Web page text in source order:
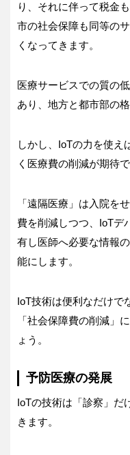
り、それに伴って税金
市の社会保障も同等の
くなってきます。
医療サービスでの質の
あり、地方と都市部の
しかし、IoTの力を使え
く医療費の削減が期待で
「遠隔医療」は入院を
費を削減しつつ、IoTデ
有し医師へ必要な情報
能にします。
IoT技術は便利なだけで
「社会保障費の削減」
ょう。
予防医療の発展
IoTの技術は「診察」だ
きます。